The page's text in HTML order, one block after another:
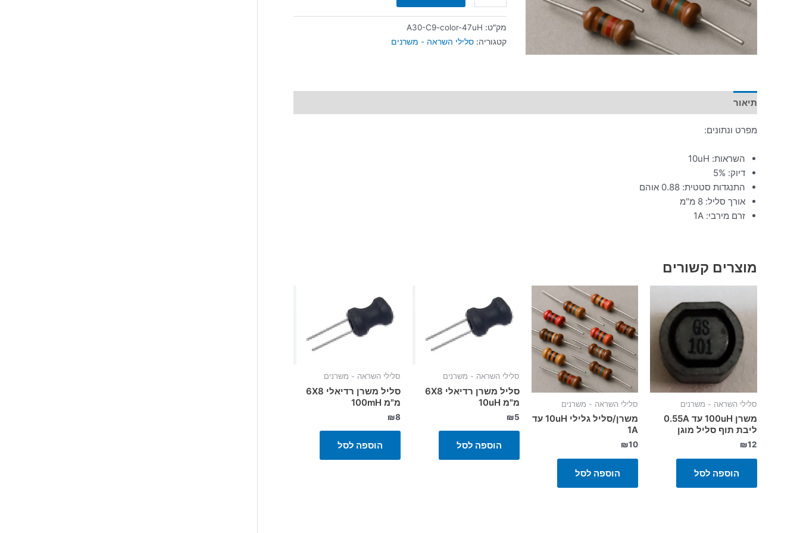
מק"ט: A30-C9-color-47uH
קטגוריה: סלילי השראה - משרנים
תיאור
מפרט ונתונים:
השראות: 10uH
דיוק: 5%
התנגדות סטטית: 0.88 אוהם
אורך סליל: 8 מ"מ
זרם מירבי: 1A
מוצרים קשורים
סלילי השראה - משרנים
משרן 100uH עד 0.55A
ליבת תוף סליל מוגן
₪12
הוספה לסל
סלילי השראה - משרנים
משרן/סליל גלילי 10uH עד
1A
₪10
הוספה לסל
סלילי השראה - משרנים
סליל משרן רדיאלי 6X8
מ"מ 10uH
₪5
הוספה לסל
סלילי השראה - משרנים
סליל משרן רדיאלי 6X8
מ"מ 100mH
₪8
הוספה לסל